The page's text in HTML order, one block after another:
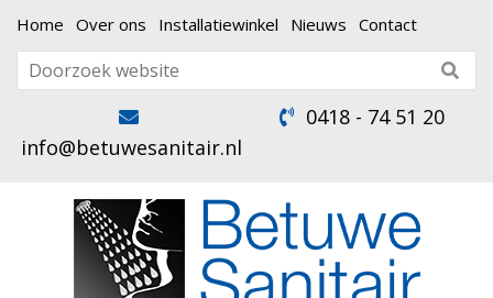
Home Over ons Installatiewinkel Nieuws Contact
info@betuwesanitair.nl
0418 - 74 51 20